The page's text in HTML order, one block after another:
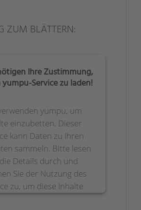
ZUM BLÄTTERN:
Ihre Zustimmung,
Service zu laden!
yumpu, um
einzubetten. Dieser
kann Daten zu Ihren
sammeln. Bitte lesen
Details durch und
Sie der Nutzung des
zu, um diese Inhalte